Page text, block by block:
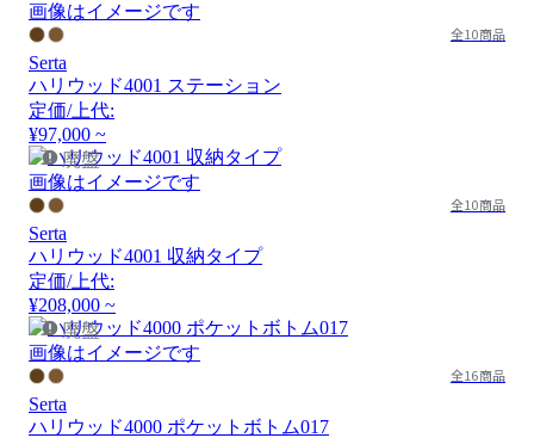
画像はイメージです
全10商品
Serta
ハリウッド4001 ステーション
定価/上代:
¥97,000 ~
廃盤
画像はイメージです
全10商品
Serta
ハリウッド4001 収納タイプ
定価/上代:
¥208,000 ~
廃盤
画像はイメージです
全16商品
Serta
ハリウッド4000 ポケットボトム017